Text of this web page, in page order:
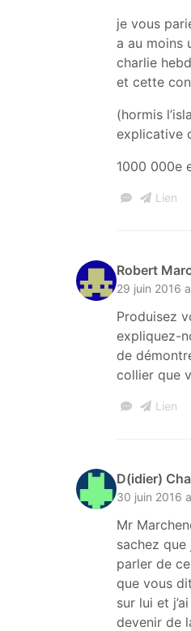
je vous
a au moins
charlie
et cette
(hormis
explicative
1000 000e
Lien
Robert
29 juin 2016
Produisez
expliquez-
de
collier que
Lien
D(idier)
30 juin 2016
Mr
sachez que
parler de
que vous
sur lui et
devenir de